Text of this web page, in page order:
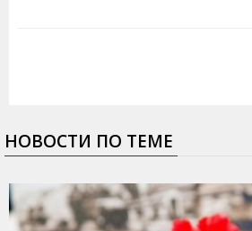
НОВОСТИ ПО ТЕМЕ